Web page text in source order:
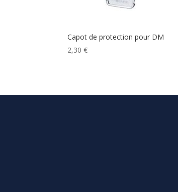
Capot de protection pour DM
2,30€